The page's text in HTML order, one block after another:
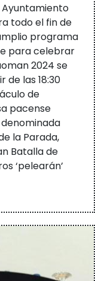
Ayuntamiento
todo el fin de
programa
para celebrar
2024 se
de las 18:30
de
pacense
la Parada,
Batalla de
‘pelearán’